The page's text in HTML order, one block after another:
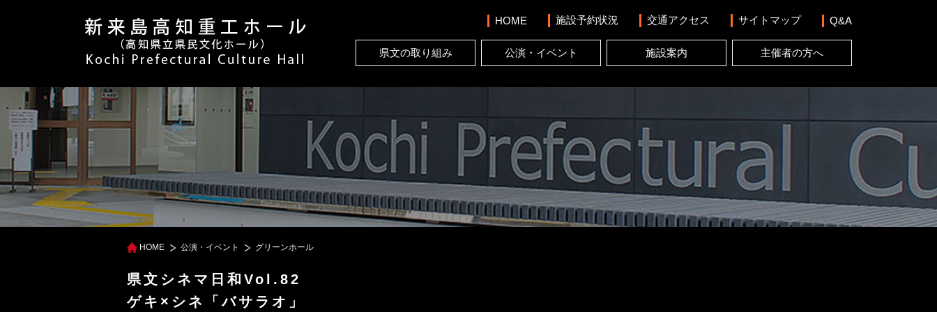
HOME 施設予約状況 交通アクセス サイトマップ Q&A
県文の取り組み 公演・イベント 施設案内 主催者の方へ
HOME 公演・イベント グリーンホール
県文シネマ日和Vol.82
ゲキ×シネ「バサラオ」